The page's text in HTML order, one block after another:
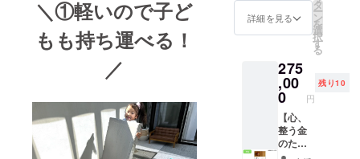
＼①軽いので子ど
もも持ち運べる！
／
26色か
らお選
す ※送
料込み
のお値
段で
す。
自由自
在！安
もの遊
び場、
愛犬ス
ペース
におす
すめで
す。
詳細を見る
タ
ー
ン
を
選
択
す
る
275
,00
0 円
残り10
【心、
整う金
のたた